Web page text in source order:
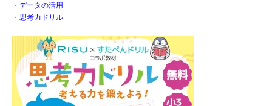
・ データの活用
・ 思考力ドリル